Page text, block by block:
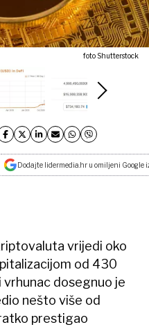
foto Shutterstock
Dodajte lidermedia.hr u omiljeni Google
vrijedi oko
od 430
vrhunac dosegnuo je
nešto više od
prestigao